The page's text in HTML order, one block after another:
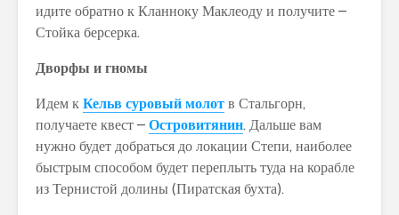
идите обратно к Кланноку Маклеоду и получите –
Стойка берсерка.
Дворфы и гномы
Идем к Кельв суровый молот в Стальгорн,
получаете квест – Островитянин. Дальше вам
нужно будет добраться до локации Степи, наиболее
быстрым способом будет переплыть туда на корабле
из Тернистой долины (Пиратская бухта).